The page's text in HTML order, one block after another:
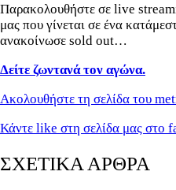
Παρακολουθήστε σε live
μας που γίνεται σε ένα
ανακοίνωσε sold out…
Δείτε ζωντανά τον αγώνα.
Ακολουθήστε τη σελίδα του
Κάντε like στη σελίδα μας στο
ΣΧΕΤΙΚΑ ΑΡΘΡΑ